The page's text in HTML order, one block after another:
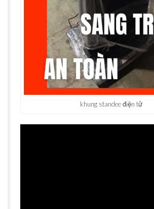
khung standee điện tử